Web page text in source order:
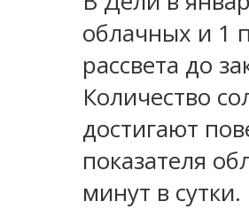
облачных и 1
рассвета до
Количество
достигают
показателя
минут в сутки.